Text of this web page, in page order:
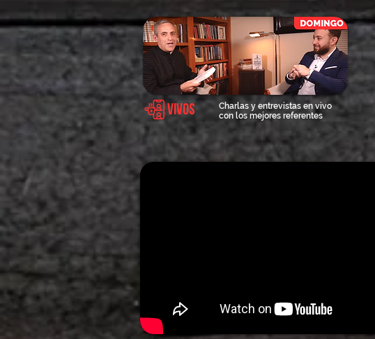
Charlas y entrevistas en vivo
con los mejores referentes
Vivos